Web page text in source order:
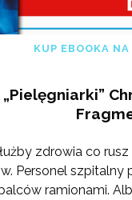
KUP EBOOKA
„Pielęgniarki”
zdrowia co
Personel szpitalny
ramionami.